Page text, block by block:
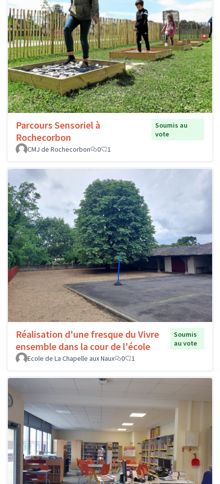
Parcours Sensoriel à
Rochecorbon
Soumis au
vote
CMJ de Rochecorbon
0 1
Réalisation d'une fresque du Vivre
ensemble dans la cour de l'école
Soumis
au vote
Ecole de La Chapelle aux Naux
0 1